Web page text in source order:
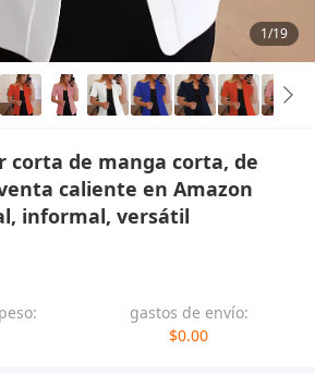
1/19
corta de manga corta, de
caliente en Amazon
informal, versátil
gastos de envío:
$0.00